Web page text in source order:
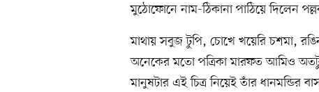
মুঠোফোনে নাম-ঠিকানা পাঠিয়ে দিলেন
মাথায় সবুজ টুপি, চোখে খয়েরি চশমা,
অনেকের মতো পত্রিকা মারফত আমিও
মানুষটার এই চিত্র নিয়েই তাঁর ধানমন্ডির